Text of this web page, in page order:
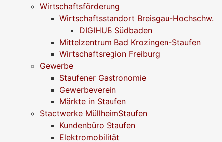
Wirtschaftsförderung
Wirtschaftsstandort Breisgau-Hochschw.
DIGIHUB Südbaden
Mittelzentrum Bad Krozingen-Staufen
Wirtschaftsregion Freiburg
Gewerbe
Staufener Gastronomie
Gewerbeverein
Märkte in Staufen
Stadtwerke MüllheimStaufen
Kundenbüro Staufen
Elektromobilität